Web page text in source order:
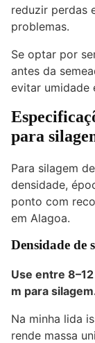
reduzir perdas
problemas.
Se optar por
antes da
evitar umidade
para
Para silagem
densidade,
ponto com
em Alagoa.
Densidade de
Use entre
m para
Na minha lida
rende massa